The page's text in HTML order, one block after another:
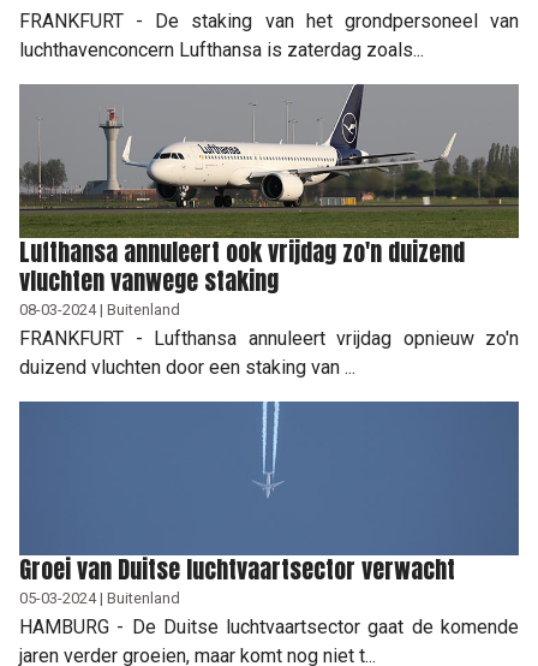
FRANKFURT - De staking van het grondpersoneel van
luchthavenconcern Lufthansa is zaterdag zoals...
Lufthansa annuleert ook vrijdag zo'n duizend
vluchten vanwege staking
08-03-2024 | Buitenland
FRANKFURT - Lufthansa annuleert vrijdag opnieuw zo'n
duizend vluchten door een staking van ...
Groei van Duitse luchtvaartsector verwacht
05-03-2024 | Buitenland
HAMBURG - De Duitse luchtvaartsector gaat de komende
jaren verder groeien, maar komt nog niet t...